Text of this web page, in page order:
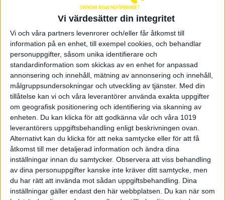
Vi värdesätter din integritet
Vi och våra partners levenrorer och/eller får åtkomst till
information på en enhet, till exempel cookies, och behandlar
personuppgifter, såsom unika identifierare och
standardinformation som skickas av en enhet for anpassad
annonsering och innehåll, mätning av annonsering och innehåll,
målgruppsundersokningar och utveckling av tjänster. Med din
tillåtelse kan vi och våra leverantörer använda exakta uppgifter
om geografisk positionering och identifiering via skanning av
enheten. Du kan klicka för att godkänna vår och våra 1019
leverantörers uppgiftsbehandling enligt beskrivningen ovan.
Alternativt kan du klicka för att neka samtycke eller för att få
åtkomst till mer detaljerad information och ändra dina
inställningar innan du samtycker. Observera att viss behandling
av dina personuppgifter kanske inte kräver ditt samtycke, men
du har rätt att invända mot sådan uppgiftsbehandling. Dina
inställningar gäller endast den här webbplatsen. Du kan när som
Jenny och Cajsa Wegner är tyvärr utslagna i
dubbeln. USA vann matchen i första omgången
USA med Shannon O´Keefe och Julia Bond blev för
tuffa i dubbeln och gjorde en riktigt stark match.
Första serien vann de med 260-180 och andra tog
de hem med 230-205.
– Det är bara att lyfta på hatten och gratulera USA.
Vi gjorde ingen dåligt match men USA var för bra
idag, säger förbundskapten Robert Andersson som
tyckte det var trist att de fick möta USA redan i
första omgången.
– Våra poäng är i linje med de flesta andra
nationerna. Det känns surt att vi fick möta ett av de
starkaste lagen i första matchen. Allt är så nytt
också med stringmaskiner och det gick så snabbt
när det är så korta matcher. Det hade varit till fördel
med lite fler serier så att man hinner komma in i
spelet mer.